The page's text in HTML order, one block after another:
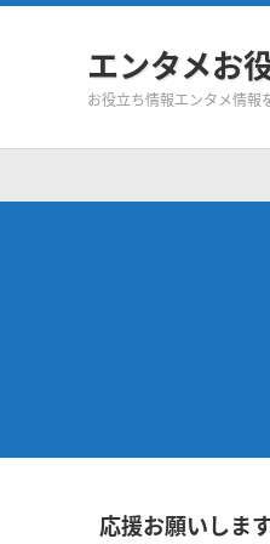
エンタメお
お役立ち情報エンタメ情報
応援お願いしま